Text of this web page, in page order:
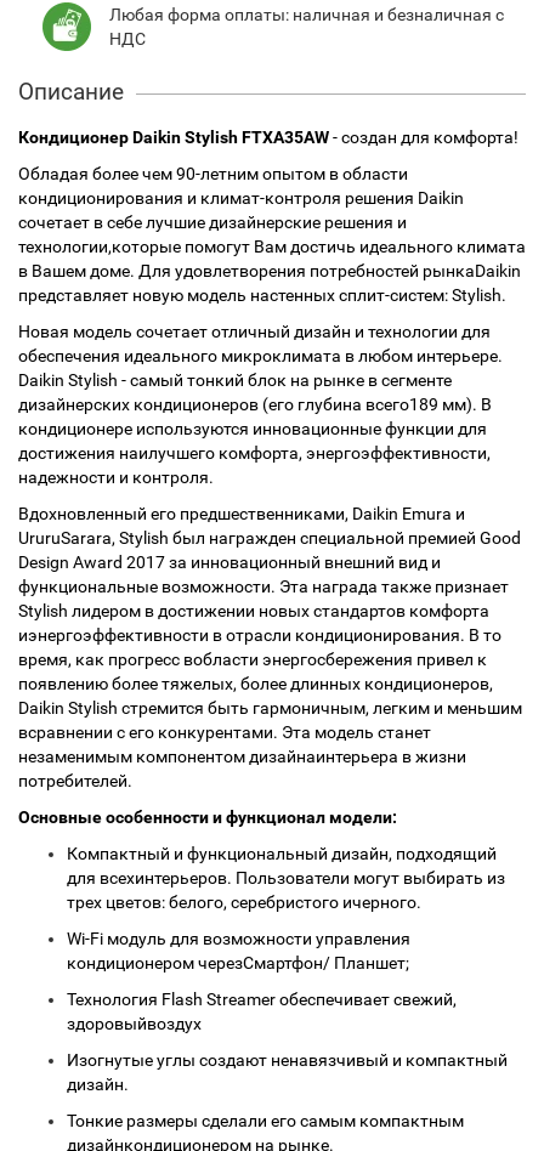
Любая форма оплаты: наличная и безналичная с
НДС
Описание
Кондиционер Daikin Stylish FTXA35AW- создан для комфорта!
Обладая более чем 90-летним опытом в области
кондиционирования и климат-контроля решения Daikin
сочетает в себе лучшие дизайнерские решения и
технологии,которые помогут Вам достичь идеального климата
в Вашем доме. Для удовлетворения потребностей рынкаDaikin
представляет новую модель настенных сплит-систем: Stylish.
Новая модель сочетает отличный дизайн и технологии для
обеспечения идеального микроклимата в любом интерьере.
Daikin Stylish - самый тонкий блок на рынке в сегменте
дизайнерских кондиционеров (его глубина всего189 мм). В
кондиционере используются инновационные функции для
достижения наилучшего комфорта, энергоэффективности,
надежности и контроля.
Вдохновленный его предшественниками, Daikin Emura и
UruruSarara, Stylish был награжден специальной премией Good
Design Award 2017 за инновационный внешний вид и
функциональные возможности. Эта награда также признает
Stylish лидером в достижении новых стандартов комфорта
иэнергоэффективности в отрасли кондиционирования. В то
время, как прогресс вобласти энергосбережения привел к
появлению более тяжелых, более длинных кондиционеров,
Daikin Stylish стремится быть гармоничным, легким и меньшим
всравнении с его конкурентами. Эта модель станет
незаменимым компонентом дизайнаинтерьера в жизни
потребителей.
Основные особенности и функционал модели:
Компактный и функциональный дизайн, подходящий
для всехинтерьеров. Пользователи могут выбирать из
трех цветов: белого, серебристого ичерного.
Wi-Fi модуль для возможности управления
кондиционером черезСмартфон/ Планшет;
Технология Flash Streamer обеспечивает свежий,
здоровыйвоздух
Изогнутые углы создают ненавязчивый и компактный
дизайн.
Тонкие размеры сделали его самым компактным
дизайнкондиционером на рынке.